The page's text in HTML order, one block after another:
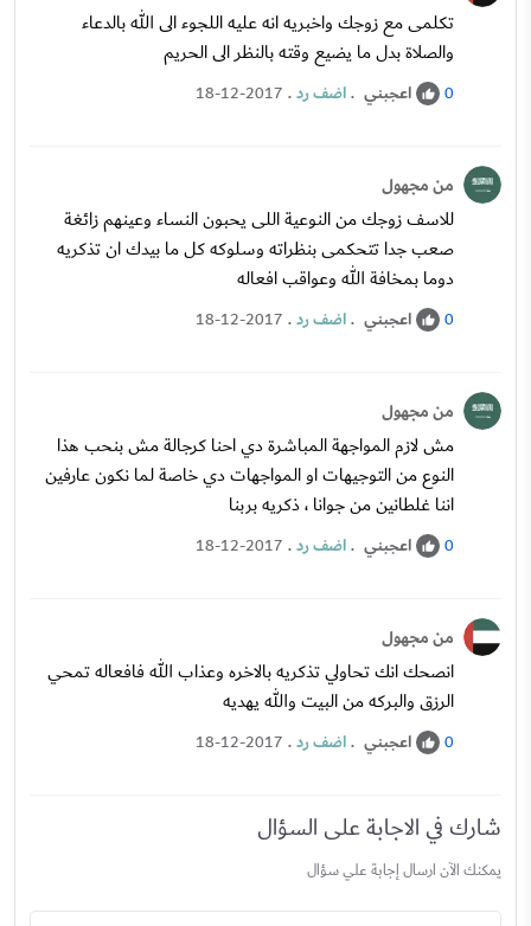
تكلمى مع زوجك واخبريه انه عليه اللجوء الى الله بالدعاء
والصلاة بدل ما يضيع وقته بالنظر الى الحريم
0 اعجبني .اضف رد.
18-12-2017
من مجهول
للاسف زوجك من النوعية اللى يحبون النساء وعينهم زائغة
صعب جدا تتحكمى بنظراته وسلوكه كل ما بيدك ان تذكريه
دوما بمخافة الله وعواقب افعاله
0 اعجبني .اضف رد.
18-12-2017
من مجهول
مش لازم المواجهة المباشرة دي احنا كرجالة مش بنحب هذا
النوع من التوجيهات او المواجهات دي خاصة لما نكون عارفين
اننا غلطانين من جوانا ، ذكريه بربنا
0 اعجبني .اضف رد.
18-12-2017
من مجهول
انصحك انك تحاولي تذكريه بالاخره وعذاب الله فافعاله تمحي
الرزق والبركه من البيت والله يهديه
0 اعجبني .اضف رد.
18-12-2017
شارك في الاجابة على السؤال
يمكنك الآن ارسال إجابة علي سؤال